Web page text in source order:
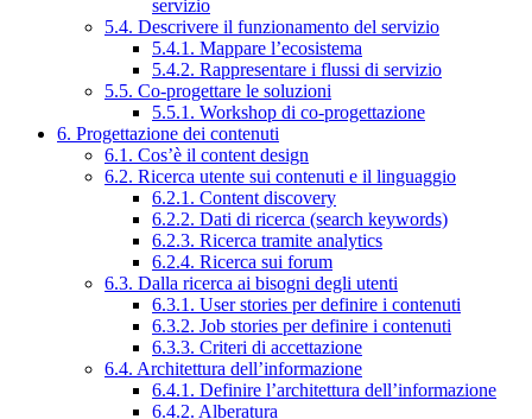
servizio
5.4. Descrivere il funzionamento del servizio
5.4.1. Mappare l’ecosistema
5.4.2. Rappresentare i flussi di servizio
5.5. Co-progettare le soluzioni
5.5.1. Workshop di co-progettazione
6. Progettazione dei contenuti
6.1. Cos’è il content design
6.2. Ricerca utente sui contenuti e il linguaggio
6.2.1. Content discovery
6.2.2. Dati di ricerca (search keywords)
6.2.3. Ricerca tramite analytics
6.2.4. Ricerca sui forum
6.3. Dalla ricerca ai bisogni degli utenti
6.3.1. User stories per definire i contenuti
6.3.2. Job stories per definire i contenuti
6.3.3. Criteri di accettazione
6.4. Architettura dell’informazione
6.4.1. Definire l’architettura dell’informazione
6.4.2. Alberatura